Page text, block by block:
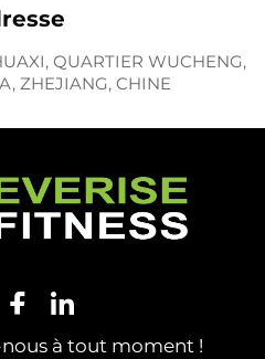
QUARTIER WUCHENG,
ZHEJIANG, CHINE
à tout moment !